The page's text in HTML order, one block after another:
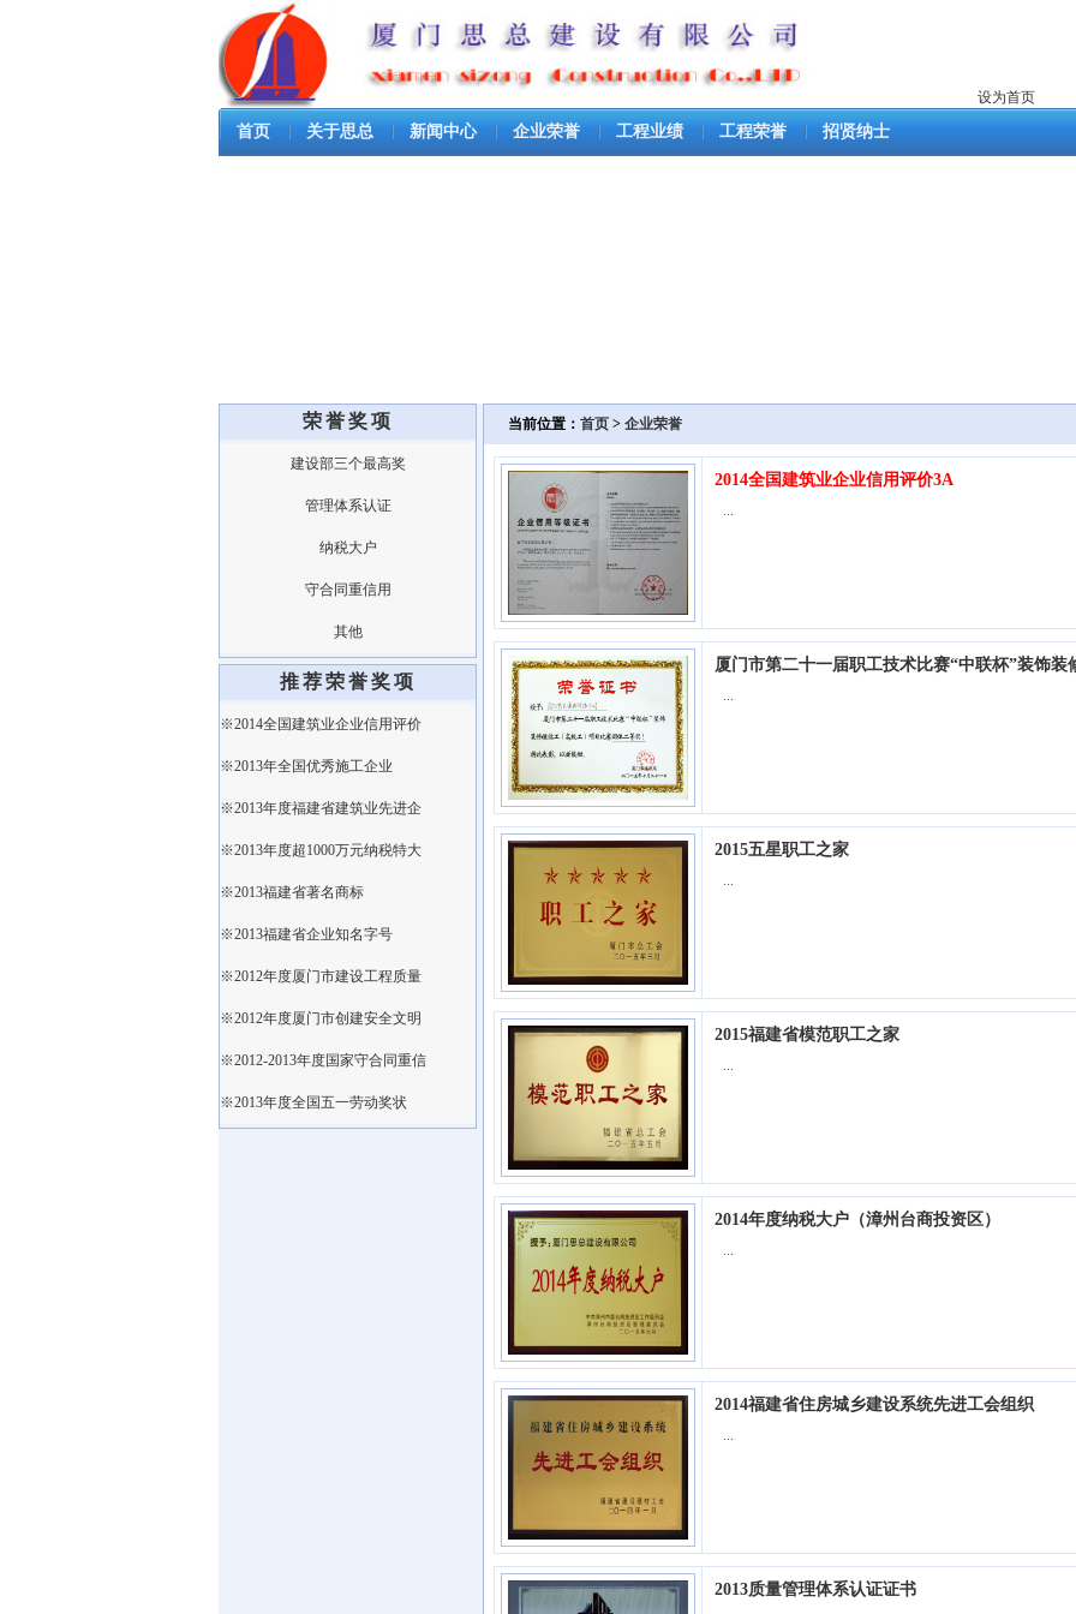
设为首页
首页 关于思总 新闻中心 企业荣誉 工程业绩 工程荣誉 招贤纳士
荣誉奖项
建设部三个最高奖
管理体系认证
纳税大户
守合同重信用
其他
推荐荣誉奖项
※2014全国建筑业企业信用评价
※2013年全国优秀施工企业
※2013年度福建省建筑业先进企
※2013年度超1000万元纳税特大
※2013福建省著名商标
※2013福建省企业知名字号
※2012年度厦门市建设工程质量
※2012年度厦门市创建安全文明
※2012-2013年度国家守合同重信
※2013年度全国五一劳动奖状
当前位置： 首页 > 企业荣誉
2014全国建筑业企业信用评价3A
...
厦门市第二十一届职工技术比赛“中联杯”装饰装
...
2015五星职工之家
...
2015福建省模范职工之家
...
2014年度纳税大户（漳州台商投资区）
...
2014福建省住房城乡建设系统先进工会组织
...
2013质量管理体系认证证书